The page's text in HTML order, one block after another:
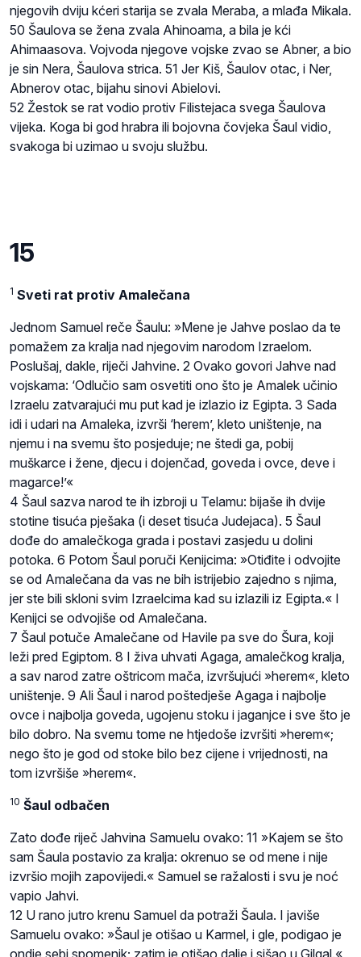
njegovih dviju kćeri starija se zvala Meraba, a mlađa Mikala.
50 Šaulova se žena zvala Ahinoama, a bila je kći
Ahimaasova. Vojvoda njegove vojske zvao se Abner, a bio
je sin Nera, Šaulova strica. 51 Jer Kiš, Šaulov otac, i Ner,
Abnerov otac, bijahu sinovi Abielovi.
52 Žestok se rat vodio protiv Filistejaca svega Šaulova
vijeka. Koga bi god hrabra ili bojovna čovjeka Šaul vidio,
svakoga bi uzimao u svoju službu.
15
1 Sveti rat protiv Amalečana
Jednom Samuel reče Šaulu: »Mene je Jahve poslao da te
pomažem za kralja nad njegovim narodom Izraelom.
Poslušaj, dakle, riječi Jahvine. 2 Ovako govori Jahve nad
vojskama: ‘Odlučio sam osvetiti ono što je Amalek učinio
Izraelu zatvarajući mu put kad je izlazio iz Egipta. 3 Sada
idi i udari na Amaleka, izvrši ‘herem’, kleto uništenje, na
njemu i na svemu što posjeduje; ne štedi ga, pobij
muškarce i žene, djecu i dojenčad, goveda i ovce, deve i
magarce!’«
4 Šaul sazva narod te ih izbroji u Telamu: bijaše ih dvije
stotine tisuća pješaka (i deset tisuća Judejaca). 5 Šaul
dođe do amalečkoga grada i postavi zasjedu u dolini
potoka. 6 Potom Šaul poruči Kenijcima: »Otiđite i odvojite
se od Amalečana da vas ne bih istrijebio zajedno s njima,
jer ste bili skloni svim Izraelcima kad su izlazili iz Egipta.« I
Kenijci se odvojiše od Amalečana.
7 Šaul potuče Amalečane od Havile pa sve do Šura, koji
leži pred Egiptom. 8 I živa uhvati Agaga, amalečkog kralja,
a sav narod zatre oštricom mača, izvršujući »herem«, kleto
uništenje. 9 Ali Šaul i narod poštedješe Agaga i najbolje
ovce i najbolja goveda, ugojenu stoku i jaganjce i sve što je
bilo dobro. Na svemu tome ne htjedoše izvršiti »herem«;
nego što je god od stoke bilo bez cijene i vrijednosti, na
tom izvršiše »herem«.
10 Šaul odbačen
Zato dođe riječ Jahvina Samuelu ovako: 11 »Kajem se što
sam Šaula postavio za kralja: okrenuo se od mene i nije
izvršio mojih zapovijedi.« Samuel se ražalosti i svu je noć
vapio Jahvi.
12 U rano jutro krenu Samuel da potraži Šaula. I javiše
Samuelu ovako: »Šaul je otišao u Karmel, i gle, podigao je
ondje sebi spomenik; zatim je otišao dalje i sišao u Gilgal.«